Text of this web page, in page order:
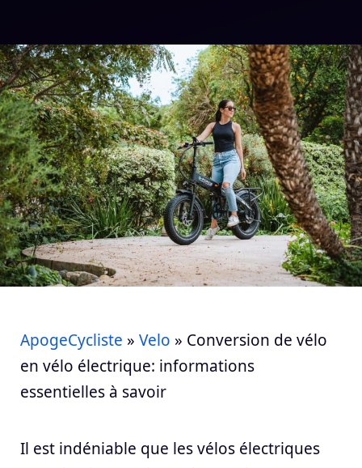
ApogeCycliste » Velo » Conversion de vélo
en vélo électrique: informations
essentielles à savoir
Il est indéniable que les vélos électriques